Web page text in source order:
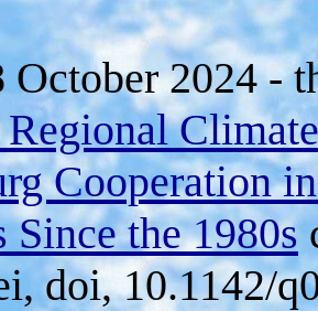
October 2024 -
Cooperation
Since the 1980s
doi, 10.1142/